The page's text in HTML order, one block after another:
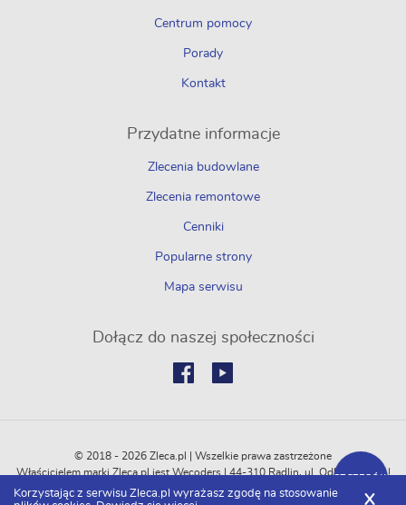
SZCZEGÓŁY
Centrum pomocy
Porady
Kontakt
Przydatne informacje
Zlecenia budowlane
Zlecenia remontowe
Cenniki
Popularne strony
Mapa serwisu
Dołącz do naszej społeczności
© 2018 - 2026 Zleca.pl | Wszelkie prawa zastrzeżone
Właścicielem marki Zleca.pl jest Wecoders | 44-310 Radlin, ul. Odległa 114C |
REGON: 364774751 | NIP: 6472500747
Korzystając z serwisu Zleca.pl wyrażasz zgodę na stosowanie
X